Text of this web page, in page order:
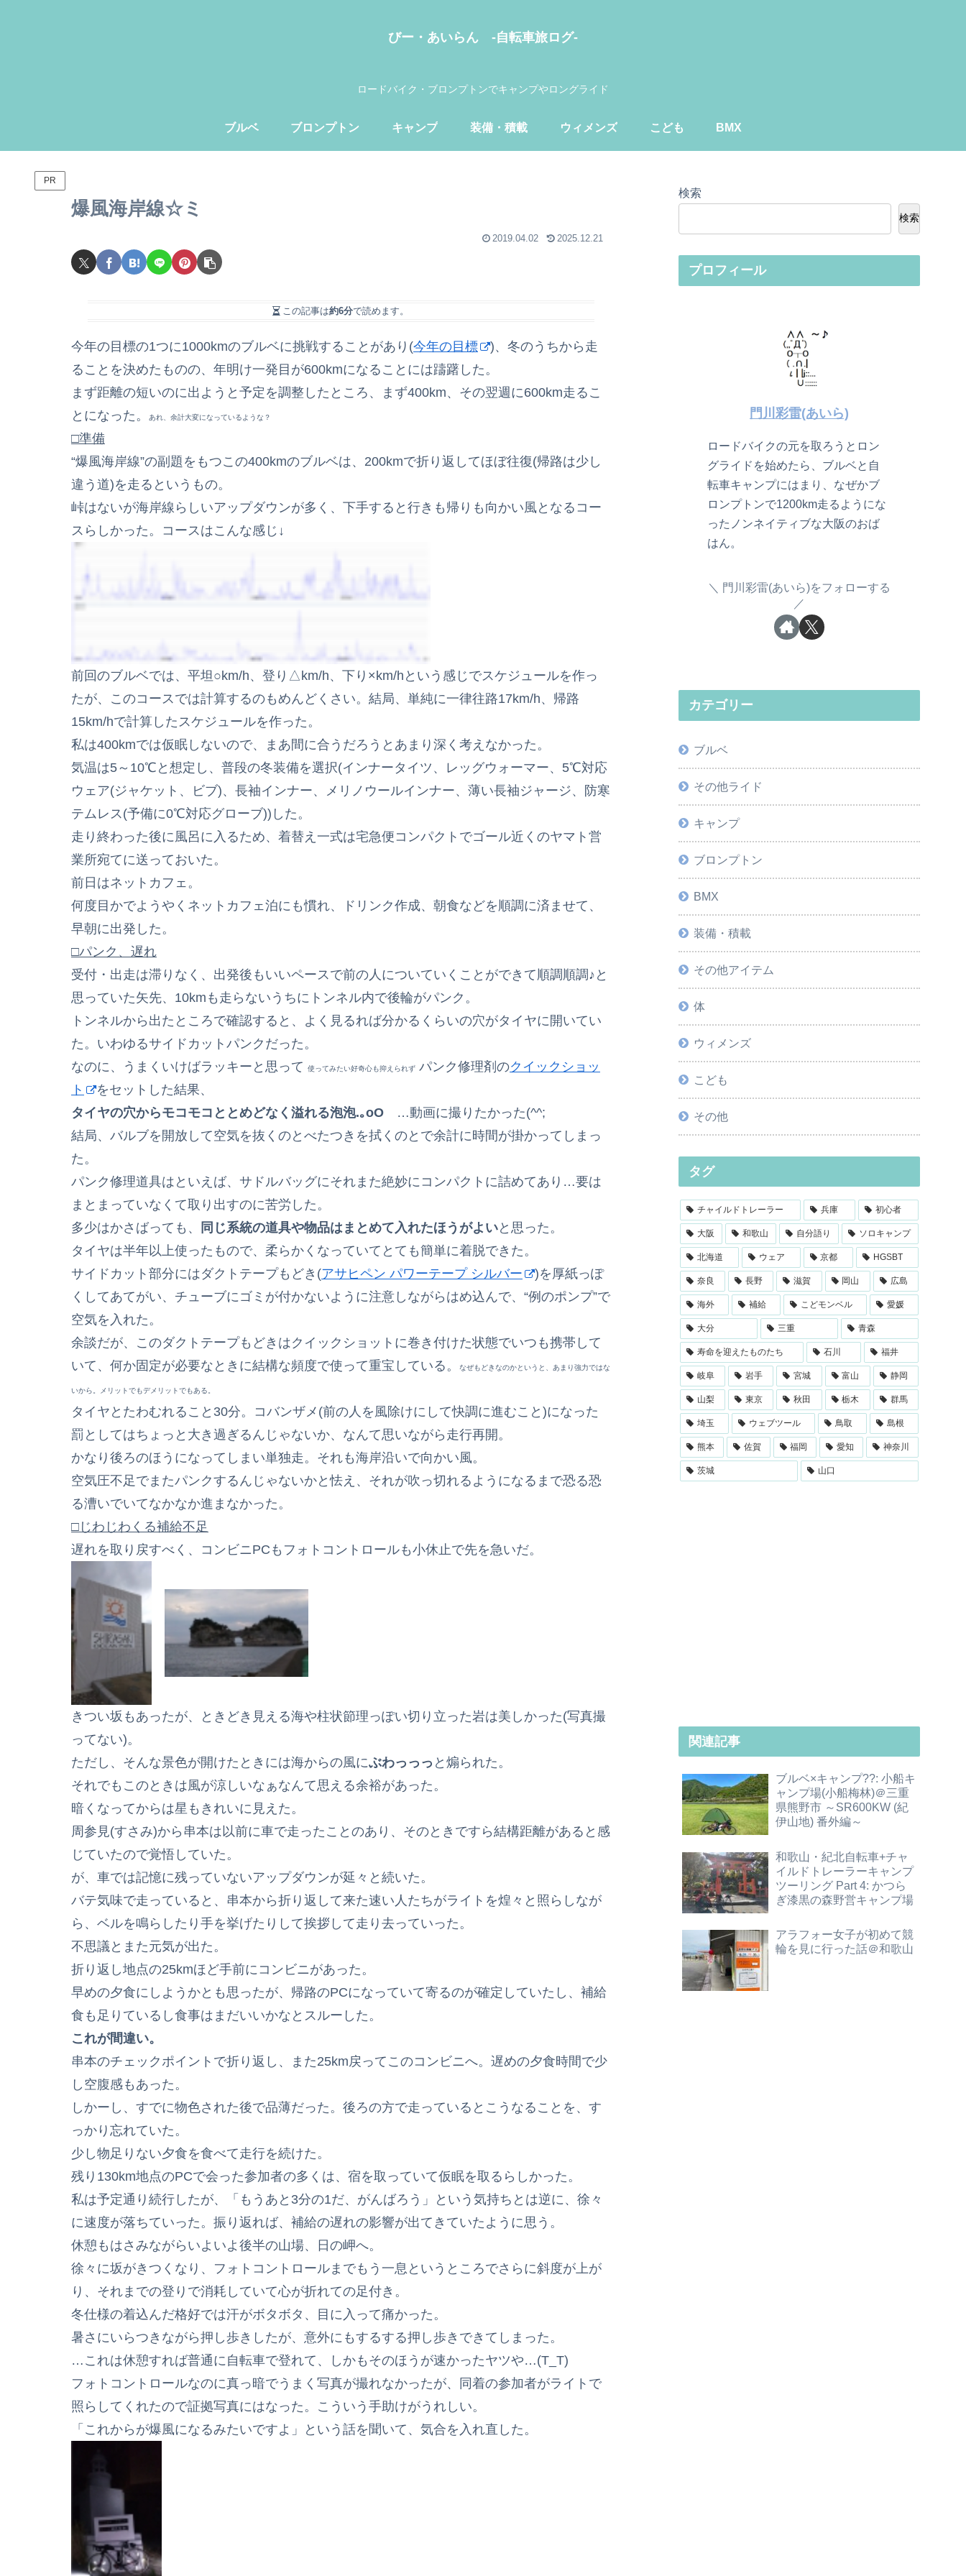
びー・あいらん -自転車旅ログ-
ロードバイク・ブロンプトンでキャンプやロングライド
ブルベ ブロンプトン キャンプ 装備・積載 ウィメンズ こども BMX
PR
爆風海岸線☆ミ
2019.04.02 2025.12.21
この記事は約6分で読めます。
今年の目標の1つに1000kmのブルベに挑戦することがあり(今年の目標
)、冬のうちから走
ることを決めたものの、年明け一発目が600kmになることには躊躇した。
まず距離の短いのに出ようと予定を調整したところ、まず400km、その翌週に600km走るこ
とになった。
あれ、余計大変になっているような？
□準備
“爆風海岸線”の副題をもつこの400kmのブルベは、200kmで折り返してほぼ往復(帰路は少し
違う道)を走るというもの。
峠はないが海岸線らしいアップダウンが多く、下手すると行きも帰りも向かい風となるコー
スらしかった。コースはこんな感じ↓
前回のブルベでは、平坦○km/h、登り△km/h、下り×km/hという感じでスケジュールを作っ
たが、このコースでは計算するのもめんどくさい。結局、単純に一律往路17km/h、帰路
15km/hで計算したスケジュールを作った。
私は400kmでは仮眠しないので、まあ間に合うだろうとあまり深く考えなかった。
気温は5～10℃と想定し、普段の冬装備を選択(インナータイツ、レッグウォーマー、5℃対応
ウェア(ジャケット、ビブ)、長袖インナー、メリノウールインナー、薄い長袖ジャージ、防寒
テムレス(予備に0℃対応グローブ))した。
走り終わった後に風呂に入るため、着替え一式は宅急便コンパクトでゴール近くのヤマト営
業所宛てに送っておいた。
前日はネットカフェ。
何度目かでようやくネットカフェ泊にも慣れ、ドリンク作成、朝食などを順調に済ませて、
早朝に出発した。
□パンク、遅れ
受付・出走は滞りなく、出発後もいいペースで前の人についていくことができて順調順調♪と
思っていた矢先、10kmも走らないうちにトンネル内で後輪がパンク。
トンネルから出たところで確認すると、よく見るれば分かるくらいの穴がタイヤに開いてい
た。いわゆるサイドカットパンクだった。
なのに、うまくいけばラッキーと思って
使ってみたい好奇心も抑えられず パンク修理剤のクイックショッ
ト
をセットした結果、
タイヤの穴からモコモコととめどなく溢れる泡泡.｡oO …動画に撮りたかった(^^;
結局、バルブを開放して空気を抜くのとべたつきを拭くのとで余計に時間が掛かってしまっ
た。
パンク修理道具はといえば、サドルバッグにそれまた絶妙にコンパクトに詰めてあり…要は
まとまっていなくて取り出すのに苦労した。
多少はかさばっても、
同じ系統の道具や物品はまとめて入れたほうがよいと思った。
タイヤは半年以上使ったもので、柔らかくなっていてとても簡単に着脱できた。
サイドカット部分にはダクトテープもどき(アサヒペン パワーテープ シルバー
)を厚紙っぽ
くしてあてがい、チューブにゴミが付かないように注意しながらはめ込んで、“例のポンプ”で
空気を入れた。
余談だが、このダクトテープもどきはクイックショットに巻き付けた状態でいつも携帯して
いて、何か固定が必要なときに結構な頻度で使って重宝している。
なぜもどきなのかというと、あまり強力ではな
いから。メリットでもデメリットでもある。
タイヤとたわむれること30分。コバンザメ(前の人を風除けにして快調に進むこと)になった
罰としてはちょっと大き過ぎるんじゃないか、なんて思いながら走行再開。
かなり後ろのほうになってしまい単独走。それも海岸沿いで向かい風。
空気圧不足でまたパンクするんじゃないかと怯え、それが吹っ切れるようになるまで恐る恐
る漕いでいてなかなか進まなかった。
□じわじわくる補給不足
遅れを取り戻すべく、コンビニPCもフォトコントロールも小休止で先を急いだ。
きつい坂もあったが、ときどき見える海や柱状節理っぽい切り立った岩は美しかった(写真撮
ってない)。
ただし、そんな景色が開けたときには海からの風にぶわっっっ と煽られた。
それでもこのときは風が涼しいなぁなんて思える余裕があった。
暗くなってからは星もきれいに見えた。
周参見(すさみ)から串本は以前に車で走ったことのあり、そのときですら結構距離があると感
じていたので覚悟していた。
が、車では記憶に残っていないアップダウンが延々と続いた。
バテ気味で走っていると、串本から折り返して来た速い人たちがライトを煌々と照らしなが
ら、ベルを鳴らしたり手を挙げたりして挨拶して走り去っていった。
不思議とまた元気が出た。
折り返し地点の25kmほど手前にコンビニがあった。
早めの夕食にしようかとも思ったが、帰路のPCになっていて寄るのが確定していたし、補給
食も足りているし食事はまだいいかなとスルーした。
これが間違い。
串本のチェックポイントで折り返し、また25km戻ってこのコンビニへ。遅めの夕食時間で少
し空腹感もあった。
しかーし、すでに物色された後で品薄だった。後ろの方で走っているとこうなることを、す
っかり忘れていた。
少し物足りない夕食を食べて走行を続けた。
残り130km地点のPCで会った参加者の多くは、宿を取っていて仮眠を取るらしかった。
私は予定通り続行したが、「もうあと3分の1だ、がんばろう」という気持ちとは逆に、徐々
に速度が落ちていった。振り返れば、補給の遅れの影響が出てきていたように思う。
休憩もはさみながらいよいよ後半の山場、日の岬へ。
徐々に坂がきつくなり、フォトコントロールまでもう一息というところでさらに斜度が上が
り、それまでの登りで消耗していて心が折れての足付き。
冬仕様の着込んだ格好では汗がボタボタ、目に入って痛かった。
暑さにいらつきながら押し歩きしたが、意外にもするする押し歩きできてしまった。
…これは休憩すれば普通に自転車で登れて、しかもそのほうが速かったヤツや…(T_T)
フォトコントロールなのに真っ暗でうまく写真が撮れなかったが、同着の参加者がライトで
照らしてくれたので証拠写真にはなった。こういう手助けがうれしい。
「これからが爆風になるみたいですよ」という話を聞いて、気合を入れ直した。
検索
検索
プロフィール
門川彩雷(あいら)
ロードバイクの元を取ろうとロン
グライドを始めたら、ブルベと自
転車キャンプにはまり、なぜかブ
ロンプトンで1200km走るようにな
ったノンネイティブな大阪のおば
はん。
門川彩雷(あいら)をフォローする
カテゴリー
ブルベ
その他ライド
キャンプ
ブロンプトン
BMX
装備・積載
その他アイテム
体
ウィメンズ
こども
その他
タグ
チャイルドトレーラー 兵庫 初心者
大阪 和歌山 自分語り ソロキャンプ
北海道 ウェア 京都 HGSBT
奈良 長野 滋賀 岡山 広島
海外 補給 こどモンベル 愛媛
大分 三重 青森
寿命を迎えたものたち 石川 福井
岐阜 岩手 宮城 富山 静岡
山梨 東京 秋田 栃木 群馬
埼玉 ウェブツール 鳥取 島根
熊本 佐賀 福岡 愛知 神奈川
茨城 山口
関連記事
ブルベ×キャンプ??: 小船キ
ャンプ場(小船梅林)＠三重
県熊野市 ～SR600KW (紀
伊山地) 番外編～
和歌山・紀北自転車+チャ
イルドトレーラーキャンプ
ツーリング Part 4: かつら
ぎ漆黒の森野営キャンプ場
アラフォー女子が初めて競
輪を見に行った話＠和歌山